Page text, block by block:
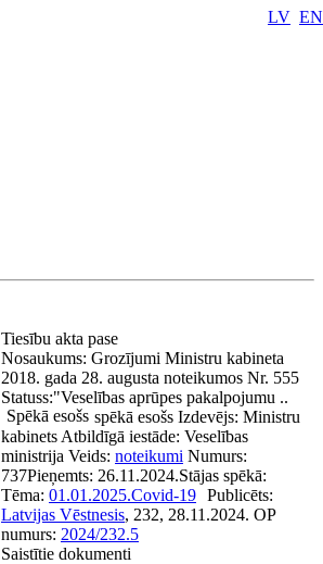
LV EN
Tiesību akta pase
Nosaukums: Grozījumi Ministru kabineta
2018. gada 28. augusta noteikumos Nr. 555
"Veselības aprūpes pakalpojumu ..
Statuss:
Spēkā esošs spēkā esošs Izdevējs: Ministru
kabinets Atbildīgā iestāde: Veselības
ministrija Veids: noteikumi Numurs:
737Pieņemts: 26.11.2024.Stājas spēkā:
01.01.2025.
Tēma: Covid-19 Publicēts:
Latvijas Vēstnesis, 232, 28.11.2024. OP
numurs: 2024/232.5
Saistītie dokumenti